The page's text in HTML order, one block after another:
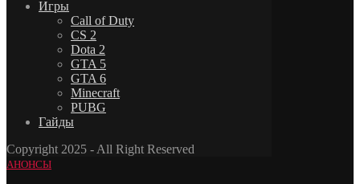
Игры
Call of Duty
CS 2
Dota 2
GTA 5
GTA 6
Minecraft
PUBG
Гайды
Copyright 2025 - All Right Reserved
АНОНСЫ